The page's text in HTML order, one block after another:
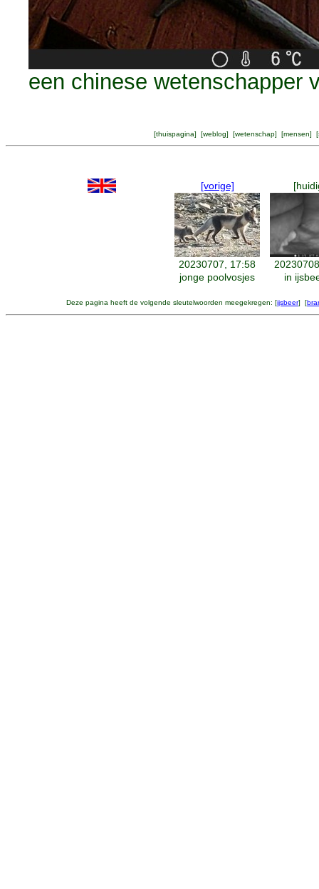
een chinese wetenschapper
[thuispagina] [weblog] [wetenschap] [mensen] [
[vorige]
20230707, 17:58
jonge poolvosjes
in
Deze pagina heeft de volgende sleutelwoorden meegekregen: [ijsbeer] [